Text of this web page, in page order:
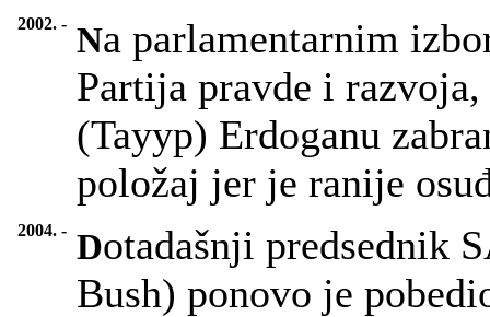
2002. - Na parlamentarnim
Partija pravde i
(Tayyp) Erdoganu
položaj jer je ranije
2004. - Dotadašnji predsednik
Bush) ponovo je